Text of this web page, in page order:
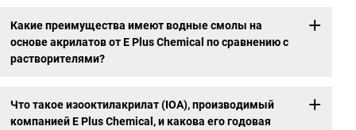
Какие преимущества имеют водные смолы на
основе акрилатов от E Plus Chemical по сравнению с
растворителями?
Что такое изооктилакрилат (IOA), производимый
компанией E Plus Chemical, и какова его годовая